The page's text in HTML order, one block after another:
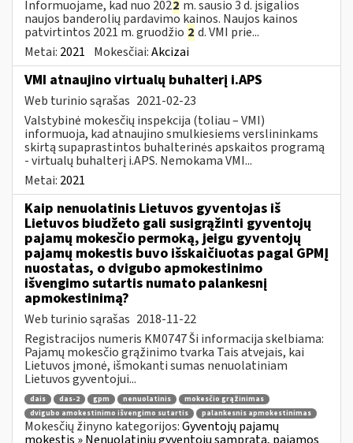
Informuojame, kad nuo 2022 m. sausio 3 d. įsigalios
naujos banderolių pardavimo kainos. Naujos kainos
patvirtintos 2021 m. gruodžio 2 d. VMI prie...
Metai: 2021 Mokesčiai:Akcizai
VMI atnaujino virtualų buhalterį i.APS
Web turinio sąrašas 2021-02-23
Valstybinė mokesčių inspekcija (toliau – VMI)
informuoja, kad atnaujino smulkiesiems verslininkams
skirtą supaprastintos buhalterinės apskaitos programą
- virtualų buhalterį i.APS. Nemokama VMI...
Metai: 2021
Kaip nenuolatinis Lietuvos gyventojas iš
Lietuvos biudžeto gali susigrąžinti gyventojų
pajamų mokesčio permoką, jeigu gyventojų
pajamų mokestis buvo išskaičiuotas pagal GPMĮ
nuostatas, o dvigubo apmokestinimo
išvengimo sutartis numato palankesnį
apmokestinimą?
Web turinio sąrašas 2018-11-22
Registracijos numeris KM0747 Ši informacija skelbiama:
Pajamų mokesčio grąžinimo tvarka Tais atvejais, kai
Lietuvos įmonė, išmokanti sumas nenuolatiniam
Lietuvos gyventojui...
dais das-2 gpm nenuolatinis
mokesčio grąžinimas
dvigubo amokestinimo išvengimo sutartis
palankesnis apmokestinimas
Mokesčių žinyno kategorijos:Gyventojų pajamų